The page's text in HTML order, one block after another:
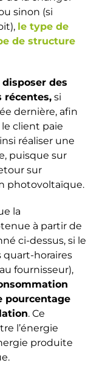
sinon (si
le type de
de structure
des
récentes, si
dernière, afin
client paie
réaliser une
puisque sur
sur
photovoltaïque.
la
à partir de
ci-dessus, si le
quart-horaires
fournisseur),
pourcentage
. Ce
l’énergie
produite